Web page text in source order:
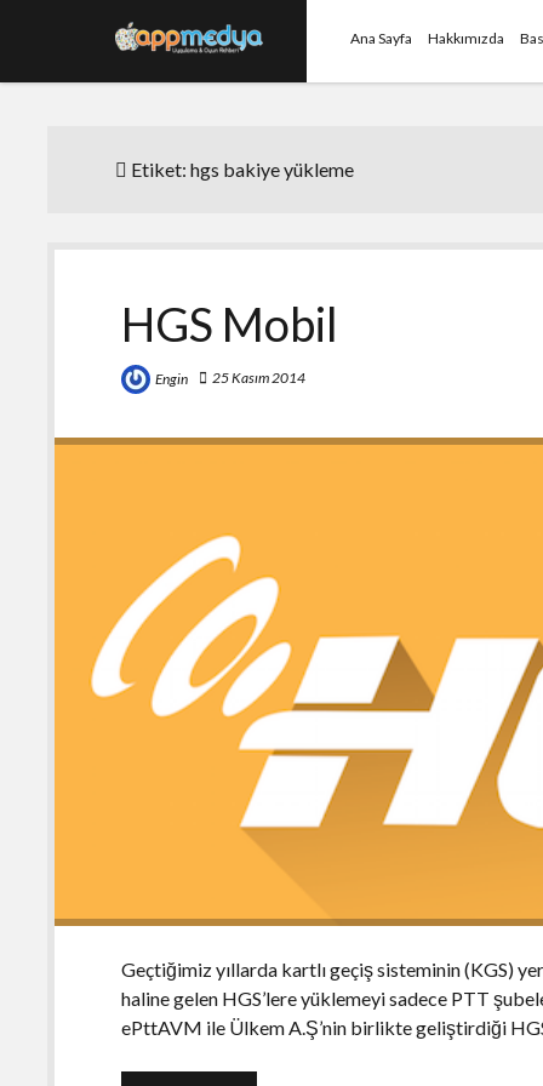
Ana Sayfa Hakkımızda
Etiket:hgs bakiye yükleme
HGS Mobil
Engin 25 Kasım 2014
Geçtiğimiz yıllarda kartlı geçiş sisteminin (KGS)
haline gelen HGS’lere yüklemeyi sadece PTT
ePttAVM ile Ülkem A.Ş’nin birlikte geliştirdiği